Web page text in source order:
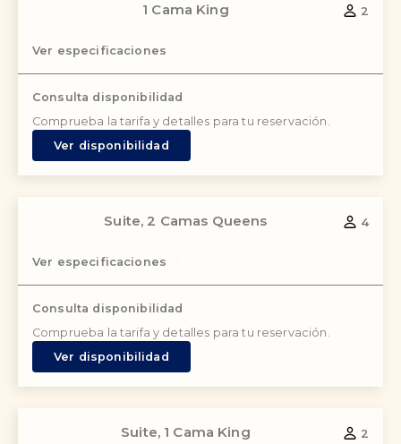
1 Cama King
Ver especificaciones
2
Consulta disponibilidad
Comprueba la tarifa y detalles para tu reservación.
Ver disponibilidad
Suite, 2 Camas Queens
Ver especificaciones
4
Consulta disponibilidad
Comprueba la tarifa y detalles para tu reservación.
Ver disponibilidad
Suite, 1 Cama King 2